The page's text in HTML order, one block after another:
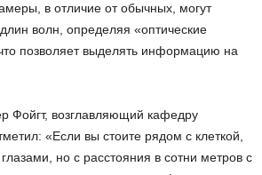
в отличие от обычных, могут
волн, определяя «оптические
позволяет выделять информацию на
Фойгт, возглавляющий кафедру
«Если вы стоите рядом с клеткой,
но с расстояния в сотни метров с